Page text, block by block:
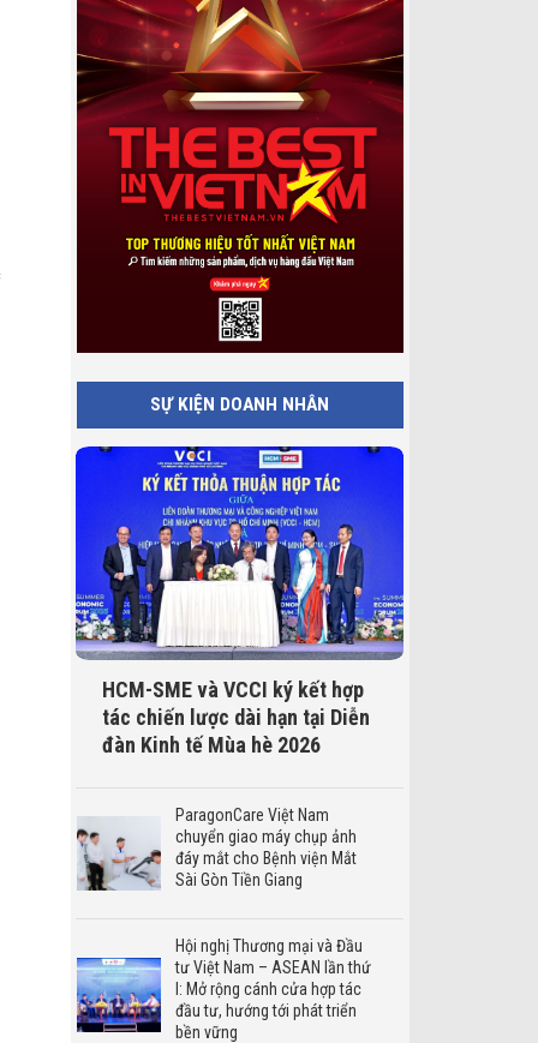
SỰ KIỆN DOANH NHÂN
HCM-SME và VCCI ký kết hợp
tác chiến lược dài hạn tại Diễn
đàn Kinh tế Mùa hè 2026
ParagonCare Việt Nam
chuyển giao máy chụp ảnh
đáy mắt cho Bệnh viện Mắt
Sài Gòn Tiền Giang
Hội nghị Thương mại và Đầu
tư Việt Nam – ASEAN lần thứ
I: Mở rộng cánh cửa hợp tác
đầu tư, hướng tới phát triển
bền vững